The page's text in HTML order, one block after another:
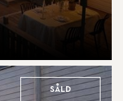
Såld